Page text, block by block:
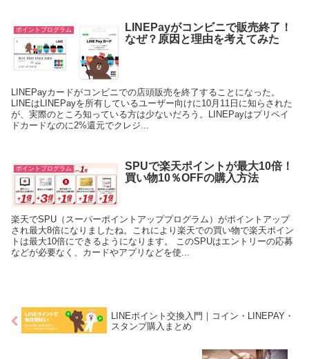
ポイントプログラム
LINEPayがコンビニで販売終了！
なぜ？原因と理由を考えてみた
LINEPayカードがコンビニでの店頭販売を終了することになった。
LINEはLINEPayを所有しているユーザー向けに10月11日に知らされた
が、実際のところ知っている方は少ないだろう。LINEPayはプリペイ
ドカードなのに2%還元でクレジ...
ポイントプログラム
SPUで楽天ポイントが最大10倍！
買い物10％OFFの購入方法
楽天でSPU（スーパーポイントアッププログラム）がポイントアップ
され最大8倍になりましたね。これにより楽天での買い物で楽天ポイン
トは最大10倍にできるようになります。 このSPUはエントリーの応募
などが必要なく、カードやアプリなどを使...
LINEポイント交換入門｜コイン・LINEPAY・
スタンプ購入まとめ